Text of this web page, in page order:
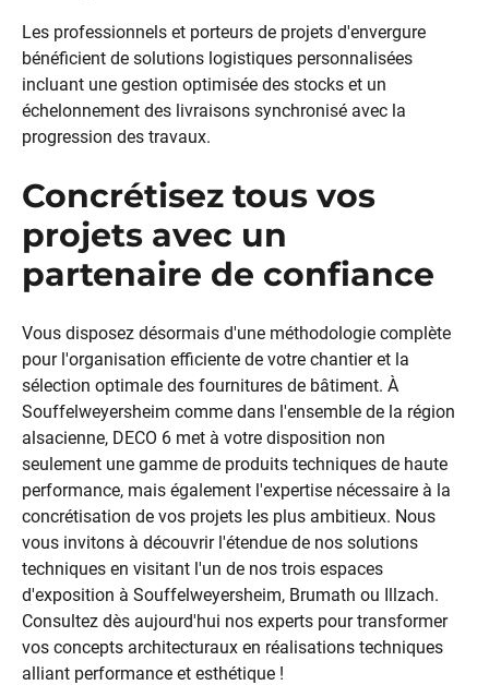
Les professionnels et porteurs de projets d'envergure
bénéficient de solutions logistiques personnalisées
incluant une gestion optimisée des stocks et un
échelonnement des livraisons synchronisé avec la
progression des travaux.
Concrétisez tous vos
projets avec un
partenaire de confiance
Vous disposez désormais d'une méthodologie complète
pour l'organisation efficiente de votre chantier et la
sélection optimale des fournitures de bâtiment. À
Souffelweyersheim comme dans l'ensemble de la région
alsacienne, DECO 6 met à votre disposition non
seulement une gamme de produits techniques de haute
performance, mais également l'expertise nécessaire à la
concrétisation de vos projets les plus ambitieux. Nous
vous invitons à découvrir l'étendue de nos solutions
techniques en visitant l'un de nos trois espaces
d'exposition à Souffelweyersheim, Brumath ou Illzach.
Consultez dès aujourd'hui nos experts pour transformer
vos concepts architecturaux en réalisations techniques
alliant performance et esthétique !